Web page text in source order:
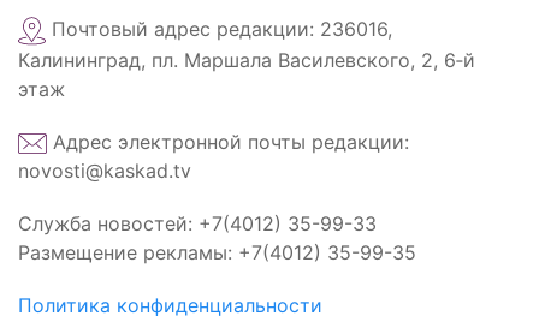
Почтовый адрес редакции: 236016,
Калининград, пл. Маршала Василевского, 2, 6‑й
этаж
Адрес электронной почты редакции:
novosti@kaskad.tv
Служба новостей: +7(4012) 35-99-33
Размещение рекламы: +7(4012) 35-99-35
Политика конфиденциальности